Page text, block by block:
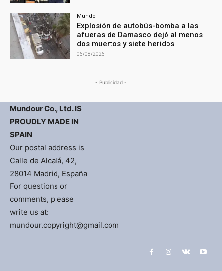
Mundo
Explosión de autobús-bomba a las
afueras de Damasco dejó al menos
dos muertos y siete heridos
06/08/2026
- Publicidad -
Mundour Co., Ltd. IS
PROUDLY MADE IN
SPAIN
Our postal address is
Calle de Alcalá, 42,
28014 Madrid, España
For questions or
comments, please
write us at:
mundour.copyright@gmail.com